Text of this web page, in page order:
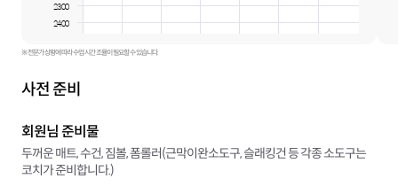
23:00
24:00
※ 전문가 상황에 따라 수업 시간 조율이 필요할 수 있습니다.
사전 준비
회원님 준비물
두꺼운 매트, 수건, 짐볼, 폼롤러(근막이완소도구, 슬래킹건 등 각종 소도구는
코치가 준비합니다.)